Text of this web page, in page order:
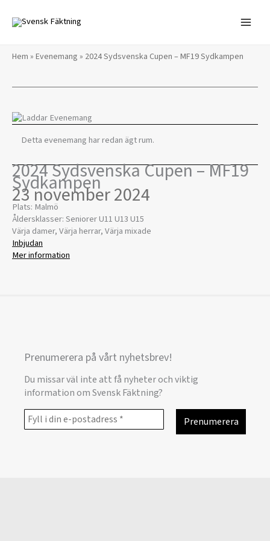
innehåll
Hem » Evenemang » 2024 Sydsvenska Cupen – MF19 Sydkampen
Detta evenemang har redan ägt rum.
2024 Sydsvenska Cupen – MF19
Sydkampen
23 november 2024
Plats: Malmö
Åldersklasser: Seniorer U11 U13 U15
Värja damer, Värja herrar, Värja mixade
Inbjudan
Mer information
Prenumerera på vårt nyhetsbrev!
Du missar väl inte att få nyheter och viktig
information om Svensk Fäktning?